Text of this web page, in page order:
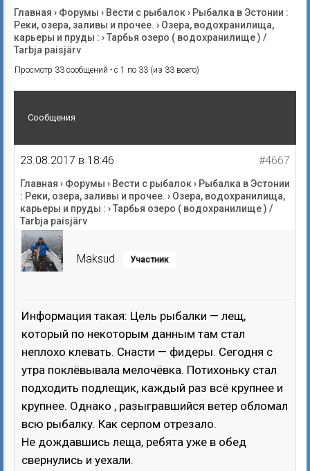
Главная › Форумы › Вести с рыбалок› Рыбалка в Эстонии :
Реки, озера, заливы и прочее. › Озера, водохранилища,
карьеры и пруды : ›Тарбья озеро ( водохранилище ) /
Tarbja paisjärv
Просмотр 33 сообщений - с 1 по 33 (из 33 всего)
Сообщения
23.08.2017 в 18:46 #4667
Главная › Форумы › Вести с рыбалок› Рыбалка в Эстонии
: Реки, озера, заливы и прочее. › Озера, водохранилища,
карьеры и пруды : ›Тарбья озеро ( водохранилище ) /
Tarbja paisjärv
Maksud Участник
Информация такая: Цель рыбалки — лещ,
который по некоторым данным там стал
неплохо клевать. Снасти — фидеры. Сегодня с
утра поклёвывала мелочёвка. Потихоньку стал
подходить подлещик, каждый раз всё крупнее и
крупнее. Однако , разыгравшийся ветер обломал
всю рыбалку. Как серпом отрезало.
Не дождавшись леща, ребята уже в обед
свернулись и уехали.